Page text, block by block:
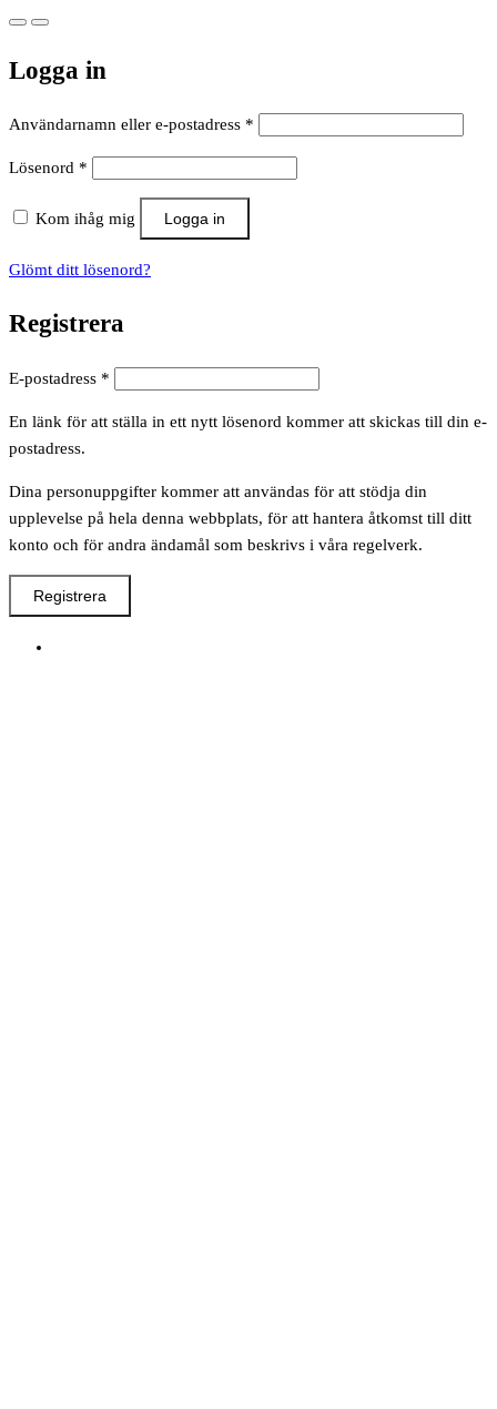
Logga in
Användarnamn eller e-postadress *
Lösenord *
Kom ihåg mig Logga in
Glömt ditt lösenord?
Registrera
E-postadress *
En länk för att ställa in ett nytt lösenord kommer att skickas till din e-
postadress.
Dina personuppgifter kommer att användas för att stödja din
upplevelse på hela denna webbplats, för att hantera åtkomst till ditt
konto och för andra ändamål som beskrivs i våra regelverk.
Registrera